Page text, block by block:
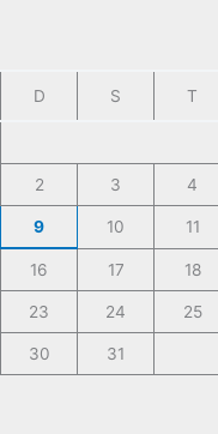
D S T
2 3 4
9 10 11
16 17 18
23 24 25
30 31